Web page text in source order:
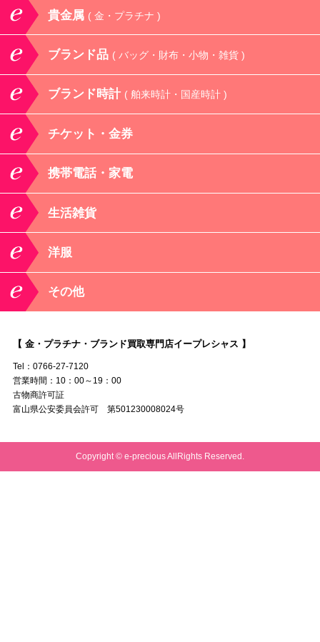
貴金属 ( 金・プラチナ )
ブランド品 ( バッグ・財布・小物・雑貨 )
ブランド時計 ( 舶来時計・国産時計 )
チケット・金券
携帯電話・家電
生活雑貨
洋服
その他
【 金・プラチナ・ブランド買取専門店イープレシャス 】
Tel：0766-27-7120
営業時間：10：00～19：00
古物商許可証
富山県公安委員会許可 第501230008024号
Copyright © e-precious AllRights Reserved.